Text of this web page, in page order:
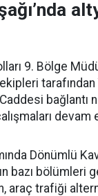
9. Bölge
tarafından
bağlantı
devam
Dönümlü
bazı bölümleri
araç trafiği